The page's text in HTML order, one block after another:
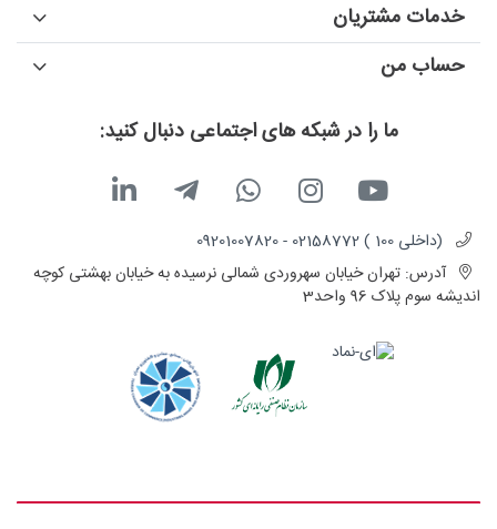
ما را در شبکه های اجتماعی دنبال کنید:
(داخلی 100 ) 02158772 - 09201007820
آدرس: تهران خیابان سهروردی شمالی نرسیده به خیابان بهشتی کوچه
اندیشه سوم پلاک 96 واحد3
خدمات مشتریان
حساب من